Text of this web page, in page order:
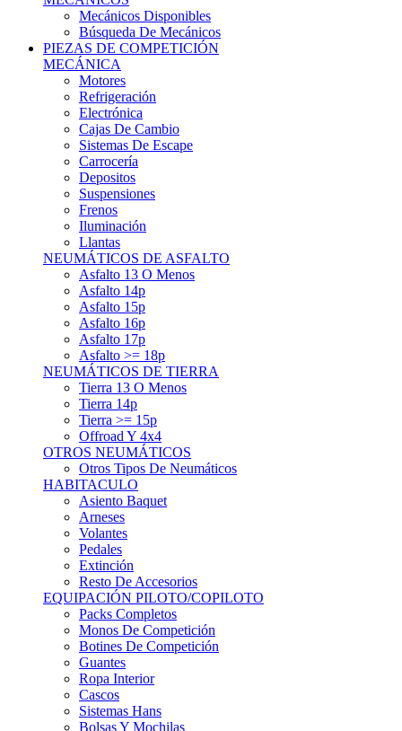
Búsqueda De Mecánicos
PIEZAS DE COMPETICIÓN
MECÁNICA
Motores
Refrigeración
Electrónica
Cajas De Cambio
Sistemas De Escape
Carrocería
Depositos
Suspensiones
Frenos
Iluminación
Llantas
NEUMÁTICOS DE ASFALTO
Asfalto 13 O Menos
Asfalto 14p
Asfalto 15p
Asfalto 16p
Asfalto 17p
Asfalto >= 18p
NEUMÁTICOS DE TIERRA
Tierra 13 O Menos
Tierra 14p
Tierra >= 15p
Offroad Y 4x4
OTROS NEUMÁTICOS
Otros Tipos De Neumáticos
HABITACULO
Asiento Baquet
Arneses
Volantes
Pedales
Extinción
Resto De Accesorios
EQUIPACIÓN PILOTO/COPILOTO
Packs Completos
Monos De Competición
Botines De Competición
Guantes
Ropa Interior
Cascos
Sistemas Hans
Bolsas Y Mochilas
Equipación Para Mecánicos